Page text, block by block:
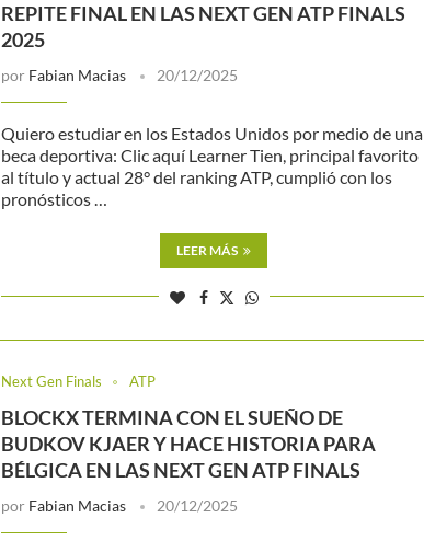
REPITE FINAL EN LAS NEXT GEN ATP FINALS
2025
por Fabian Macias 20/12/2025
Quiero estudiar en los Estados Unidos por medio de una
beca deportiva: Clic aquí Learner Tien, principal favorito
al título y actual 28° del ranking ATP, cumplió con los
pronósticos …
LEER MÁS
Next Gen Finals ATP
BLOCKX TERMINA CON EL SUEÑO DE
BUDKOV KJAER Y HACE HISTORIA PARA
BÉLGICA EN LAS NEXT GEN ATP FINALS
por Fabian Macias 20/12/2025